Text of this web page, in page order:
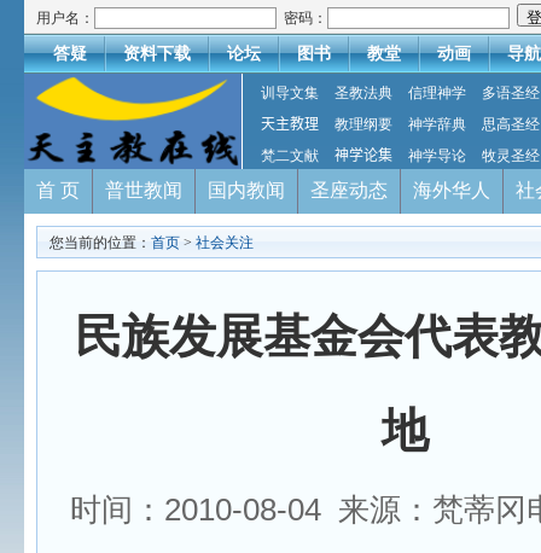
用户名： 密码：
答疑 资料下载 论坛 图书 教堂 动画 导航
训导文集 圣教法典 信理神学
多语圣经
天主教理
教理纲要 神学辞典
思高圣经
梵二文献
神学论集 神学导论 牧灵圣经
首 页 普世教闻 国内教闻 圣座动态 海外华人 社
您当前的位置： 首页 > 社会关注
民族发展基金会代表
地
时间：2010-08-04 来源：梵蒂